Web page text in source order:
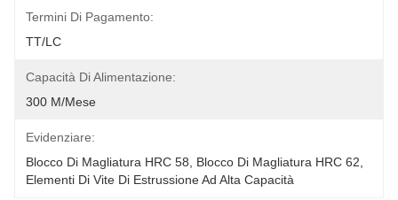
Termini Di Pagamento:
TT/LC
Capacità Di Alimentazione:
300 M/mese
Evidenziare:
Blocco Di Magliatura HRC 58
Blocco Di Magliatura HRC 62
Elementi Di Vite Di Estrussione Ad Alta Capacità